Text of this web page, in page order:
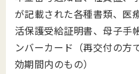
が記載された各種書類、医
活保護受給証明書、母子手
ンバーカード（再交付の方
効期間内のもの）